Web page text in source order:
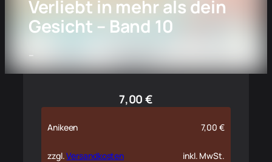
Verliebt in mehr als dein
Gesicht – Band 10
–
7,00€
Anikeen 7,00€
zzgl.Versandkosten
inkl. MwSt.